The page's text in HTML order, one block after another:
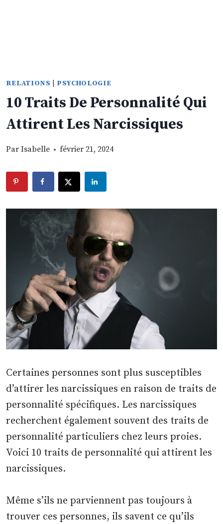
RELATIONS PSYCHOLOGIE
10 Traits De Personnalité Qui
Attirent Les Narcissiques
Par Isabelle février 21, 2024
Certaines personnes sont plus susceptibles
d’attirer les narcissiques en raison de traits de
personnalité spécifiques. Les narcissiques
recherchent également souvent des traits de
personnalité particuliers chez leurs proies.
Voici 10 traits de personnalité qui attirent les
narcissiques.
Même s’ils ne parviennent pas toujours à
trouver ces personnes, ils savent ce qu’ils